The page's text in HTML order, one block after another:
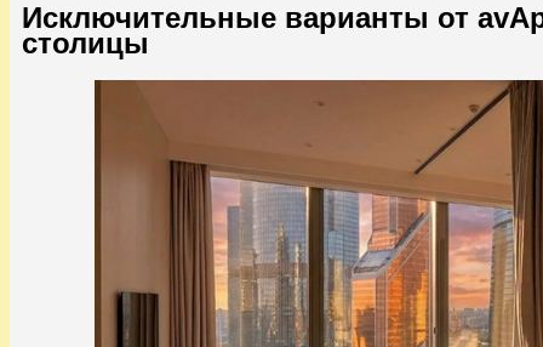
Исключительные варианты от
столицы